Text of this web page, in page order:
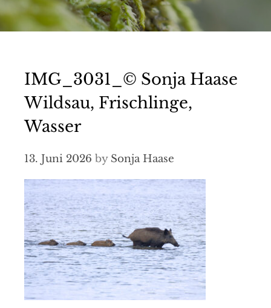
IMG_3031_© Sonja Haase
Wildsau, Frischlinge,
Wasser
13. Juni 2026 by Sonja Haase